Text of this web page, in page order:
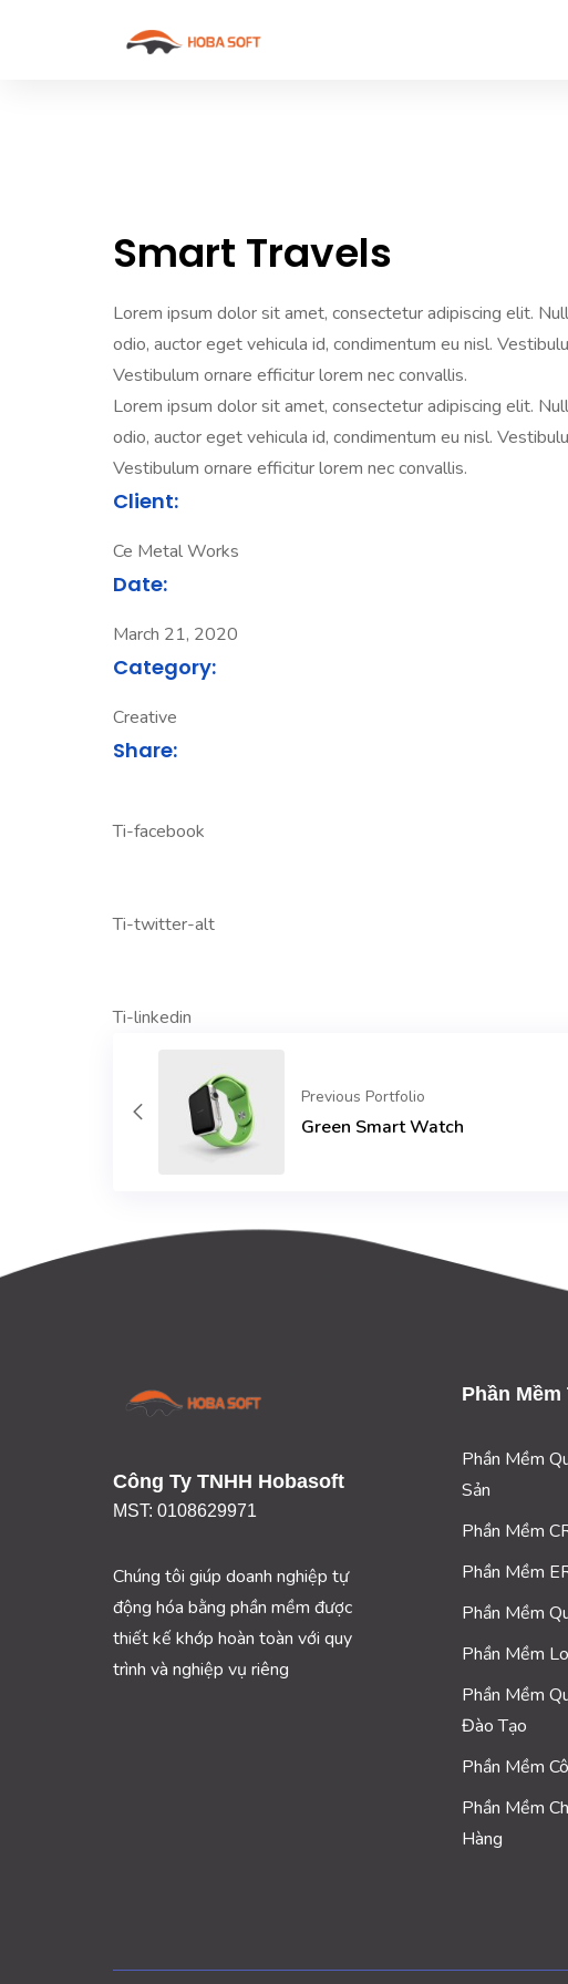
Smart Travels
Lorem ipsum dolor sit amet, consectetur adipiscing elit.
odio, auctor eget vehicula id, condimentum eu nisl.
Vestibulum ornare efficitur lorem nec convallis.
Lorem ipsum dolor sit amet, consectetur adipiscing elit.
odio, auctor eget vehicula id, condimentum eu nisl.
Vestibulum ornare efficitur lorem nec convallis.
Client:
Ce Metal Works
Date:
March 21, 2020
Category:
Creative
Share:
Ti-facebook
Ti-twitter-alt
Ti-linkedin
Previous Portfolio
Green Smart Watch
Công Ty TNHH Hobasoft
MST: 0108629971
Chúng tôi giúp doanh nghiệp tự
động hóa bằng phần mềm được
thiết kế khớp hoàn toàn với quy
trình và nghiệp vụ riêng
Phần
Phần Mềm
Sản
Phần Mềm
Phần Mềm
Phần Mềm
Phần Mềm
Phần Mềm
Đào Tạo
Phần Mềm
Phần Mềm
Hàng